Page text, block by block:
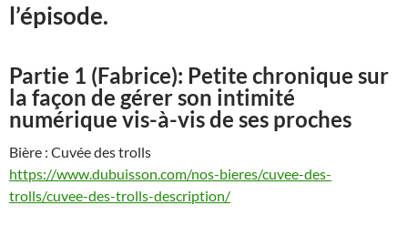
l’épisode.
Partie 1 (Fabrice): Petite chronique sur
la façon de gérer son intimité
numérique vis-à-vis de ses proches
Bière : Cuvée des trolls
https://www.dubuisson.com/nos-bieres/cuvee-des-
trolls/cuvee-des-trolls-description/